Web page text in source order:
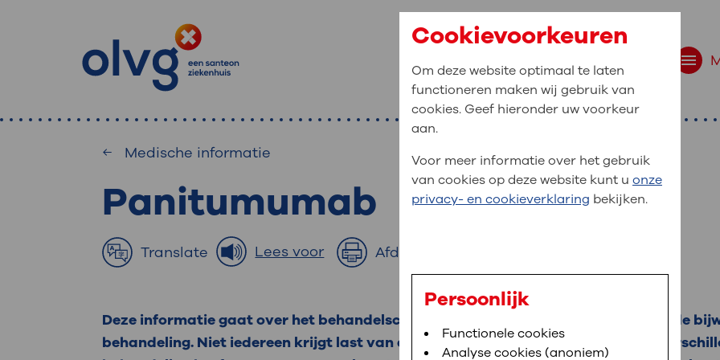
Primaire website navigatie
Home
: waar bent u naar op
Zoekwoorden
Veel gezocht: Bloedafname,MijnOLVG,Digitalisering
MijnOLVG
: veilig en online uw medische gegevens
MijnOLVG is het patiëntenportaal van OLVG. In MijnOLVG kunt u uw medische
gegevens zien. Op elk moment, wanneer het u uitkomt. OLVG breidt MijnOLVG
Medische informatie
Panitumumab
Translate Lees voor Afdrukken
Deze informatie gaat over het behandelschema van de immunotherapie en over de
behandeling. Niet iedereen krijgt last van deze bijwerkingen. Dit is per persoon
Cookievoorkeuren
Om deze website optimaal te laten
functioneren maken wij gebruik van
cookies. Geef hieronder uw voorkeur
aan.
Voor meer informatie over het gebruik
van cookies op deze website kunt u onze
privacy- en cookieverklaring bekijken.
Persoonlijk
Functionele cookies
Analyse cookies (anoniem)